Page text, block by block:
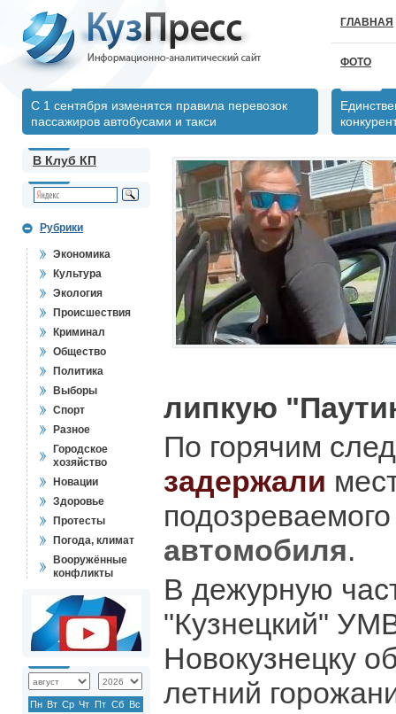
ГЛАВНАЯ
ФОТО
С 1 сентября изменятся правила перевозок
пассажиров автобусами и такси
В Клуб КП
Рубрики
Экономика
Культура
Экология
Происшествия
Криминал
Общество
Политика
Выборы
Спорт
Разное
Городское
хозяйство
Новации
Здоровье
Протесты
Погода, климат
Вооружённые
конфликты
Пн Вт Ср Чт Пт Сб Вс
липкую
По горячим
задержали
автомобиля.
В дежурную
"Кузнецкий"
Новокузнецку
летний